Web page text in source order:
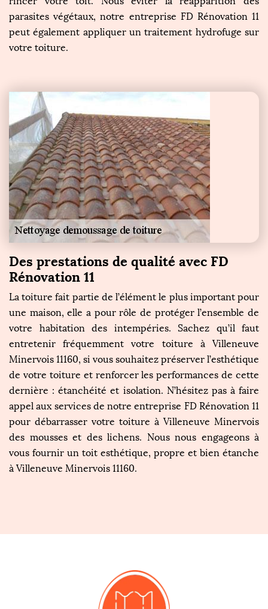
parasites végétaux, notre entreprise FD Rénovation 11
peut également appliquer un traitement hydrofuge sur
votre toiture.
Des prestations de qualité avec FD
Rénovation 11
La toiture fait partie de l’élément le plus important pour
une maison, elle a pour rôle de protéger l’ensemble de
votre habitation des intempéries. Sachez qu’il faut
entretenir fréquemment votre toiture à Villeneuve
Minervois 11160, si vous souhaitez préserver l’esthétique
de votre toiture et renforcer les performances de cette
dernière : étanchéité et isolation. N’hésitez pas à faire
appel aux services de notre entreprise FD Rénovation 11
pour débarrasser votre toiture à Villeneuve Minervois
des mousses et des lichens. Nous nous engageons à
vous fournir un toit esthétique, propre et bien étanche
à Villeneuve Minervois 11160.